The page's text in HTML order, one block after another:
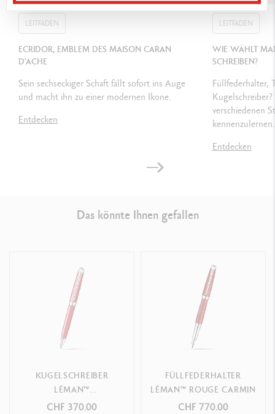
Masse: 18.4 x 8 x 4 cm
GESETZLICHE VORSCHRIFTEN
Swiss Made
LEITFADEN
ECRIDOR, EMBLEM DES MAISON CARAN
D'ACHE
Sein sechseckiger Schaft fällt sofort ins Auge
und macht ihn zu einer modernen Ikone.
Entdecken
LEITFADEN
WIE WÄHLT
SCHREIBEN?
Füllfederhalter,
verschiedenen
kennenzulernen.
Entdecken
Das könnte Ihnen gefallen
KUGELSCHREIBER
LÉMAN™
SCHARLACHROT
CHF 370.00
FÜLLFEDERHALTER
LÉMAN™ ROUGE CARMIN
CHF 770.00